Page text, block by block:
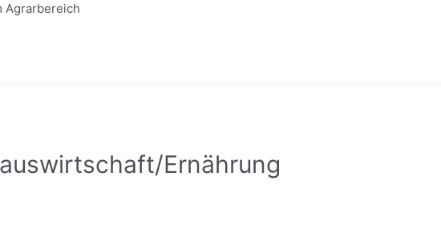
Agrarbereich
Ernährung